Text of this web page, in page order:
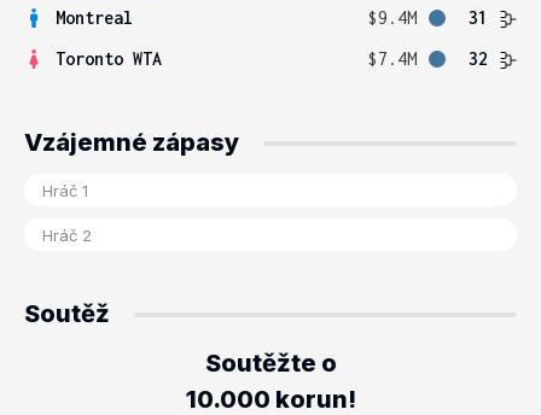
Montreal $9.4M
31
Toronto WTA
$7.4M 32
Vzájemné zápasy
Soutěž
Soutěžte o
10.000 korun!